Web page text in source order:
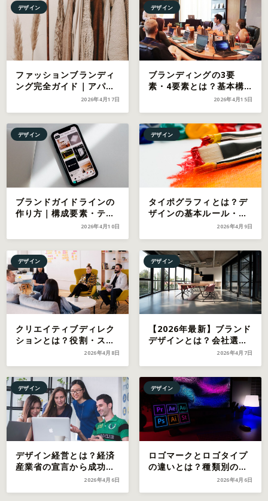
デザイン
ファッションブランディ
ング完全ガイド｜アパレ
ルブランドの差別化戦略
2026年4月17日
デザイン
ブランディングの3要
素・4要素とは？基本構
造と実践への活かし方を
2026年4月15日
デザイン
ブランドガイドラインの
作り方｜構成要素・テン
プレート・運用のコツを
2026年4月10日
デザイン
タイポグラフィとは？デ
ザインの基本ルール・フ
ォント選びのコツを徹底
2026年4月9日
デザイン
クリエイティブディレク
ションとは？役割・スキ
ル・プロセスを徹底解説
2026年4月8日
デザイン
【2026年最新】ブランド
デザインとは？会社選び
のポイント・費用相場・
2026年4月7日
デザイン
デザイン経営とは？経済
産業省の宣言から成功事
例・導入ステップまで解
2026年4月6日
デザイン
ロゴマークとロゴタイプ
の違いとは？種類別の特
徴・選び方・有名企業事
2026年4月6日